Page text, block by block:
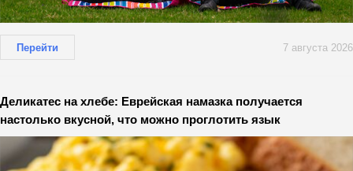
Перейти 7 августа 2026
Деликатес на хлебе: Еврейская намазка получается
настолько вкусной, что можно проглотить язык